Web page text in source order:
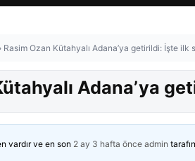
› Rasim Ozan Kütahyalı Adana’ya getirildi: İşte ilk
Adana’ya
vardır ve en son 2 ay 3 hafta önce admin